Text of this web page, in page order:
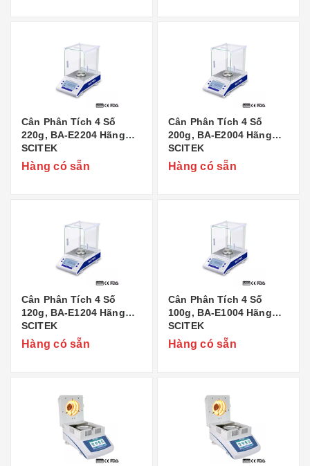
Cân Phân Tích 4 Số
220g, BA-E2204 Hãng
SCITEK
Hàng có sẵn
Cân Phân Tích 4 Số
200g, BA-E2004 Hãng
SCITEK
Hàng có sẵn
Cân Phân Tích 4 Số
120g, BA-E1204 Hãng
SCITEK
Hàng có sẵn
Cân Phân Tích 4 Số
100g, BA-E1004 Hãng
SCITEK
Hàng có sẵn